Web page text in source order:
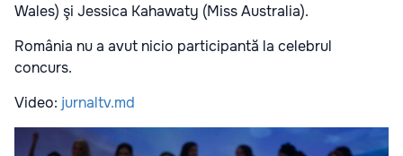
Wales) şi Jessica Kahawaty (Miss Australia).
România nu a avut nicio participantă la celebrul
concurs.
Video: jurnaltv.md